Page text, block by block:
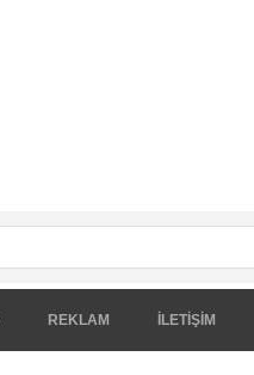
REKLAM İLETİŞİM